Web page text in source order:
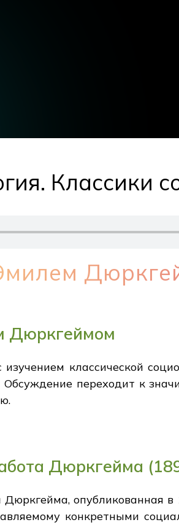
Классики
Дюркгеймом
классической
переходит к
Дюркгейма
опубликованная
конкретными